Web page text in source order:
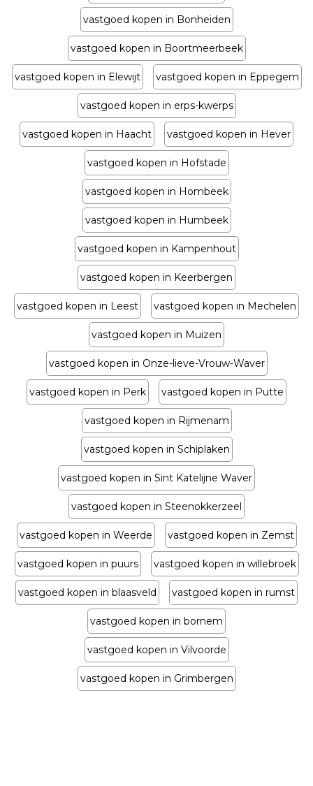
vastgoed kopen in Bonheiden
vastgoed kopen in Boortmeerbeek
vastgoed kopen in Elewijt vastgoed kopen in Eppegem
vastgoed kopen in erps-kwerps
vastgoed kopen in Haacht vastgoed kopen in Hever
vastgoed kopen in Hofstade
vastgoed kopen in Hombeek
vastgoed kopen in Humbeek
vastgoed kopen in Kampenhout
vastgoed kopen in Keerbergen
vastgoed kopen in Leest vastgoed kopen in Mechelen
vastgoed kopen in Muizen
vastgoed kopen in Onze-lieve-Vrouw-Waver
vastgoed kopen in Perk vastgoed kopen in Putte
vastgoed kopen in Rijmenam
vastgoed kopen in Schiplaken
vastgoed kopen in Sint Katelijne Waver
vastgoed kopen in Steenokkerzeel
vastgoed kopen in Weerde vastgoed kopen in Zemst
vastgoed kopen in puurs vastgoed kopen in willebroek
vastgoed kopen in blaasveld vastgoed kopen in rumst
vastgoed kopen in bornem
vastgoed kopen in Vilvoorde
vastgoed kopen in Grimbergen